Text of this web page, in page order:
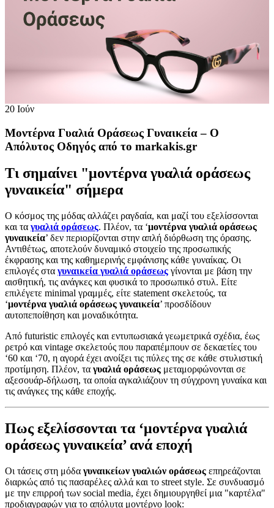
20 Ιούν
Μοντέρνα Γυαλιά Οράσεως Γυναικεία – Ο
Απόλυτος Οδηγός από το markakis.gr
Τι σημαίνει "μοντέρνα γυαλιά οράσεως
γυναικεία" σήμερα
Ο κόσμος της μόδας αλλάζει ραγδαία, και μαζί του εξελίσσονται
και τα γυαλιά οράσεως. Πλέον, τα ‘μοντέρνα γυαλιά οράσεως
γυναικεία’ δεν περιορίζονται στην απλή διόρθωση της όρασης.
Αντιθέτως, αποτελούν δυναμικό στοιχείο της προσωπικής
έκφρασης και της καθημερινής εμφάνισης κάθε γυναίκας. Οι
επιλογές στα γυναικεία γυαλιά οράσεως γίνονται με βάση την
αισθητική, τις ανάγκες και φυσικά το προσωπικό στυλ. Είτε
επιλέγετε minimal γραμμές, είτε statement σκελετούς, τα
‘μοντέρνα γυαλιά οράσεως γυναικεία’ προσδίδουν
αυτοπεποίθηση και μοναδικότητα.
Από futuristic επιλογές και εντυπωσιακά γεωμετρικά σχέδια, έως
ρετρό και vintage σκελετούς που παραπέμπουν σε δεκαετίες του
‘60 και ‘70, η αγορά έχει ανοίξει τις πύλες της σε κάθε στυλιστική
προτίμηση. Πλέον, τα γυαλιά οράσεως μεταμορφώνονται σε
αξεσουάρ-δήλωση, τα οποία αγκαλιάζουν τη σύγχρονη γυναίκα και
τις ανάγκες της κάθε εποχής.
Πως εξελίσσονται τα ‘μοντέρνα γυαλιά
οράσεως γυναικεία’ ανά εποχή
Οι τάσεις στη μόδα γυναικείων γυαλιών οράσεως επηρεάζονται
διαρκώς από τις πασαρέλες αλλά και το street style. Σε συνδυασμό
με την επιρροή των social media, έχει δημιουργηθεί μια "καρτέλα"
προδιαγραφών για το απόλυτα μοντέρνο look: